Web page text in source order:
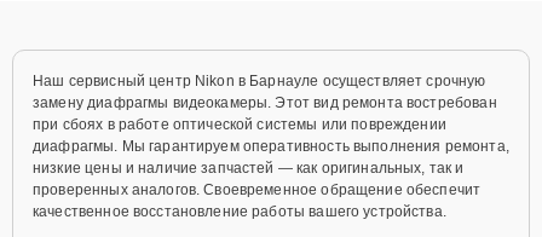
Наш сервисный центр Nikon в Барнауле осуществляет срочную
замену диафрагмы видеокамеры. Этот вид ремонта востребован
при сбоях в работе оптической системы или повреждении
диафрагмы. Мы гарантируем оперативность выполнения ремонта,
низкие цены и наличие запчастей — как оригинальных, так и
проверенных аналогов. Своевременное обращение обеспечит
качественное восстановление работы вашего устройства.